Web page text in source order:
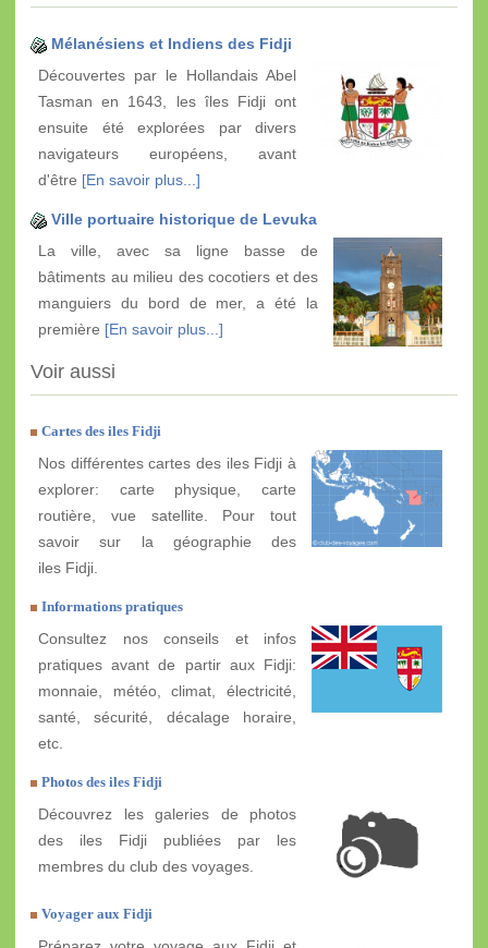
Mélanésiens et Indiens des Fidji
Découvertes par le Hollandais Abel
Tasman en 1643, les îles Fidji ont
ensuite été explorées par divers
navigateurs européens, avant
d'être [En savoir plus...]
Ville portuaire historique de Levuka
La ville, avec sa ligne basse de
bâtiments au milieu des cocotiers et des
manguiers du bord de mer, a été la
première [En savoir plus...]
Voir aussi
Cartes des iles Fidji
Nos différentes cartes des iles Fidji à
explorer: carte physique, carte
routière, vue satellite. Pour tout
savoir sur la géographie des
iles Fidji.
Informations pratiques
Consultez nos conseils et infos
pratiques avant de partir aux Fidji:
monnaie, météo, climat, électricité,
santé, sécurité, décalage horaire,
etc.
Photos des iles Fidji
Découvrez les galeries de photos
des iles Fidji publiées par les
membres du club des voyages.
Voyager aux Fidji